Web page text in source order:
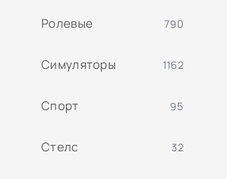
Ролевые 790
Симуляторы 1162
Спорт 95
Стелс 32